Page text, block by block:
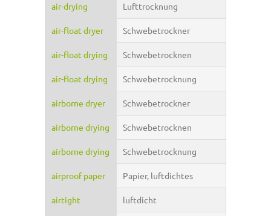
air-drying Lufttrocknung
air-float dryer Schwebetrockner
air-float drying Schwebetrocknen
air-float drying Schwebetrocknung
airborne dryer Schwebetrockner
airborne drying Schwebetrocknen
airborne drying Schwebetrocknung
airproof paper Papier, luftdichtes
airtight luftdicht